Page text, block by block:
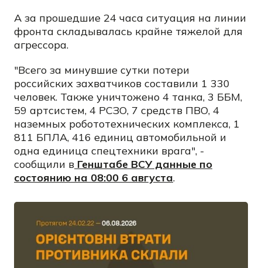
А за прошедшие 24 часа ситуация на линии
фронта складывалась крайне тяжелой для
агрессора.
"Всего за минувшие сутки потери
российских захватчиков составили 1 330
человек. Также уничтожено 4 танка, 3 ББМ,
59 артсистем, 4 РСЗО, 7 средств ПВО, 4
наземных робототехнических комплекса, 1
811 БПЛА, 416 единиц автомобильной и
одна единица спецтехники врага", -
сообщили в Генштабе ВСУ данные по
состоянию на 08:00 6 августа.